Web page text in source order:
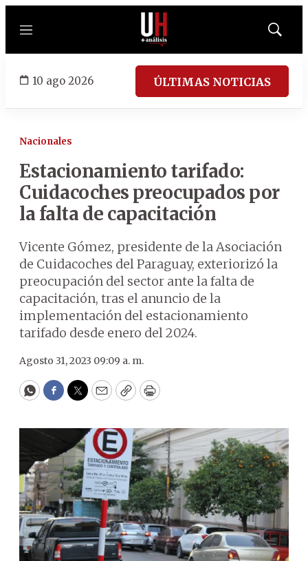
Menú
Mostrar
10 ago 2026 ÚLTIMAS NOTICIAS
Nacionales
Estacionamiento tarifado:
Cuidacoches preocupados por
la falta de capacitación
Vicente Gómez, presidente de la Asociación
de Cuidacoches del Paraguay, exteriorizó la
preocupación del sector ante la falta de
capacitación, tras el anuncio de la
implementación del estacionamiento
tarifado desde enero del 2024.
Agosto 31, 2023 09:09 a. m.
WhatsApp
Facebook
Twitter
EmailCopyPrint